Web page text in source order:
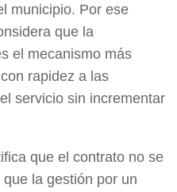
municipio. Por ese
que la
el mecanismo más
rapidez a las
servicio sin incrementar
que el contrato no se
la gestión por un